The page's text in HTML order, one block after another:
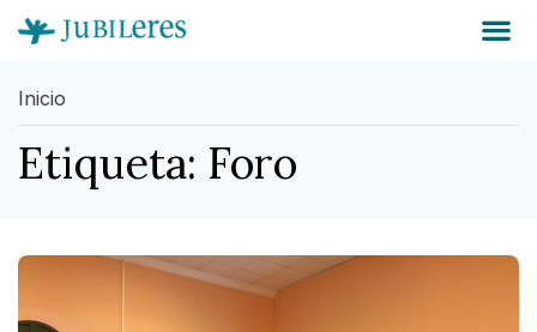
Inicio
Etiqueta: Foro